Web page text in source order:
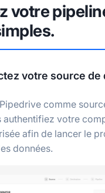
votre
votre source de
comme
authentifiez votre
afin de lancer le
données.